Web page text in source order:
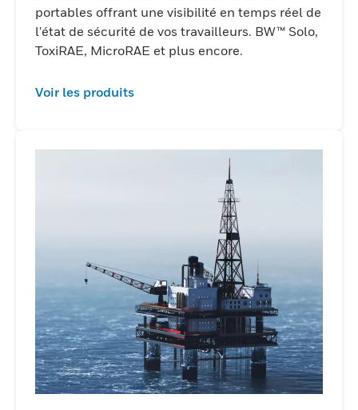
portables offrant une visibilité en temps réel de
l'état de sécurité de vos travailleurs. BW™ Solo,
ToxiRAE, MicroRAE et plus encore.
Voir les produits